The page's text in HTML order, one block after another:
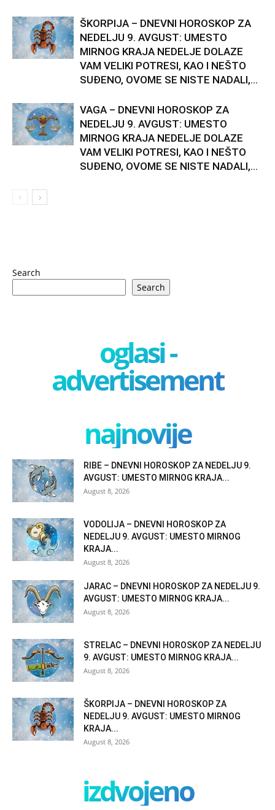
ŠKORPIJA – DNEVNI HOROSKOP ZA
NEDELJU 9. AVGUST: UMESTO
MIRNOG KRAJA NEDELJE DOLAZE
VAM VELIKI POTRESI, KAO I NEŠTO
SUĐENO, OVOME SE NISTE NADALI,...
VAGA – DNEVNI HOROSKOP ZA
NEDELJU 9. AVGUST: UMESTO
MIRNOG KRAJA NEDELJE DOLAZE
VAM VELIKI POTRESI, KAO I NEŠTO
SUĐENO, OVOME SE NISTE NADALI,...
Search
Search
oglasi -
advertisement
najnovije
RIBE – DNEVNI HOROSKOP ZA NEDELJU 9.
AVGUST: UMESTO MIRNOG KRAJA...
August 8, 2026
VODOLIJA – DNEVNI HOROSKOP ZA
NEDELJU 9. AVGUST: UMESTO MIRNOG
KRAJA...
August 8, 2026
JARAC – DNEVNI HOROSKOP ZA NEDELJU 9.
AVGUST: UMESTO MIRNOG KRAJA...
August 8, 2026
STRELAC – DNEVNI HOROSKOP ZA NEDELJU
9. AVGUST: UMESTO MIRNOG KRAJA...
August 8, 2026
ŠKORPIJA – DNEVNI HOROSKOP ZA
NEDELJU 9. AVGUST: UMESTO MIRNOG
KRAJA...
August 8, 2026
izdvojeno